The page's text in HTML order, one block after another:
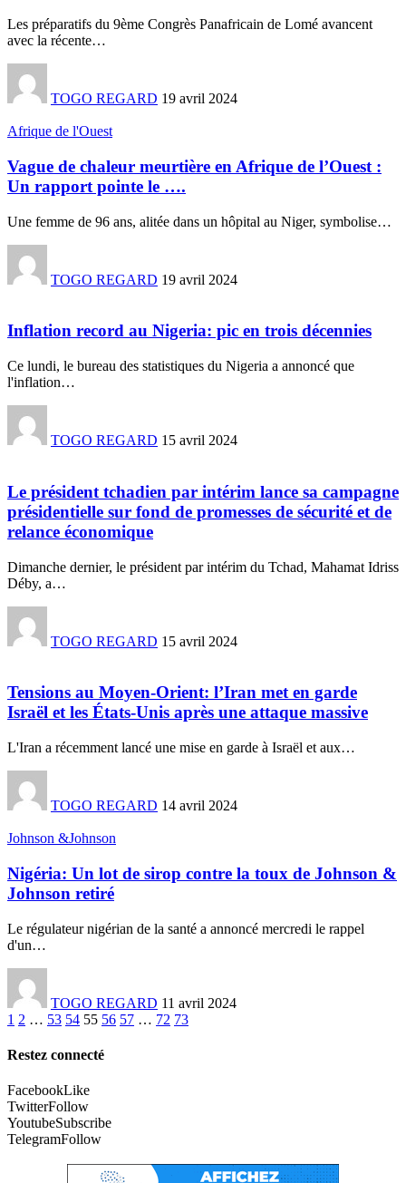
Les préparatifs du 9ème Congrès Panafricain de Lomé avancent
avec la récente…
TOGO REGARD 19 avril 2024
Afrique de l'Ouest
Vague de chaleur meurtière en Afrique de l’Ouest :
Un rapport pointe le ….
Une femme de 96 ans, alitée dans un hôpital au Niger, symbolise…
TOGO REGARD 19 avril 2024
Inflation record au Nigeria: pic en trois décennies
Ce lundi, le bureau des statistiques du Nigeria a annoncé que
l'inflation…
TOGO REGARD 15 avril 2024
Le président tchadien par intérim lance sa campagne
présidentielle sur fond de promesses de sécurité et de
relance économique
Dimanche dernier, le président par intérim du Tchad, Mahamat Idriss
Déby, a…
TOGO REGARD 15 avril 2024
Tensions au Moyen-Orient: l’Iran met en garde
Israël et les États-Unis après une attaque massive
L'Iran a récemment lancé une mise en garde à Israël et aux…
TOGO REGARD 14 avril 2024
Johnson &Johnson
Nigéria: Un lot de sirop contre la toux de Johnson &
Johnson retiré
Le régulateur nigérian de la santé a annoncé mercredi le rappel
d'un…
TOGO REGARD 11 avril 2024
1 2 … 53 54 55 56 57 … 72 73
Restez connecté
FacebookLike
TwitterFollow
YoutubeSubscribe
TelegramFollow